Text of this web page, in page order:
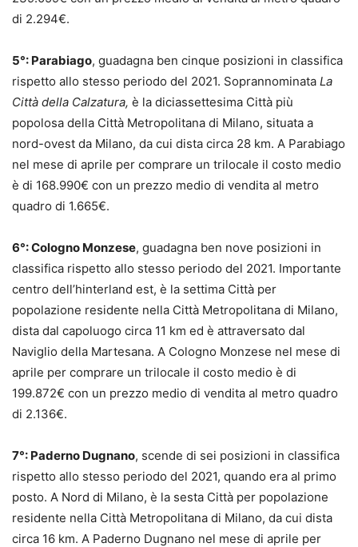
di 2.294€.
5°: Parabiago, guadagna ben cinque posizioni in classifica
rispetto allo stesso periodo del 2021. Soprannominata La
Città della Calzatura, è la diciassettesima Città più
popolosa della Città Metropolitana di Milano, situata a
nord-ovest da Milano, da cui dista circa 28 km. A Parabiago
nel mese di aprile per comprare un trilocale il costo medio
è di 168.990€ con un prezzo medio di vendita al metro
quadro di 1.665€.
6°: Cologno Monzese, guadagna ben nove posizioni in
classifica rispetto allo stesso periodo del 2021. Importante
centro dell’hinterland est, è la settima Città per
popolazione residente nella Città Metropolitana di Milano,
dista dal capoluogo circa 11 km ed è attraversato dal
Naviglio della Martesana. A Cologno Monzese nel mese di
aprile per comprare un trilocale il costo medio è di
199.872€ con un prezzo medio di vendita al metro quadro
di 2.136€.
7°: Paderno Dugnano, scende di sei posizioni in classifica
rispetto allo stesso periodo del 2021, quando era al primo
posto. A Nord di Milano, è la sesta Città per popolazione
residente nella Città Metropolitana di Milano, da cui dista
circa 16 km. A Paderno Dugnano nel mese di aprile per